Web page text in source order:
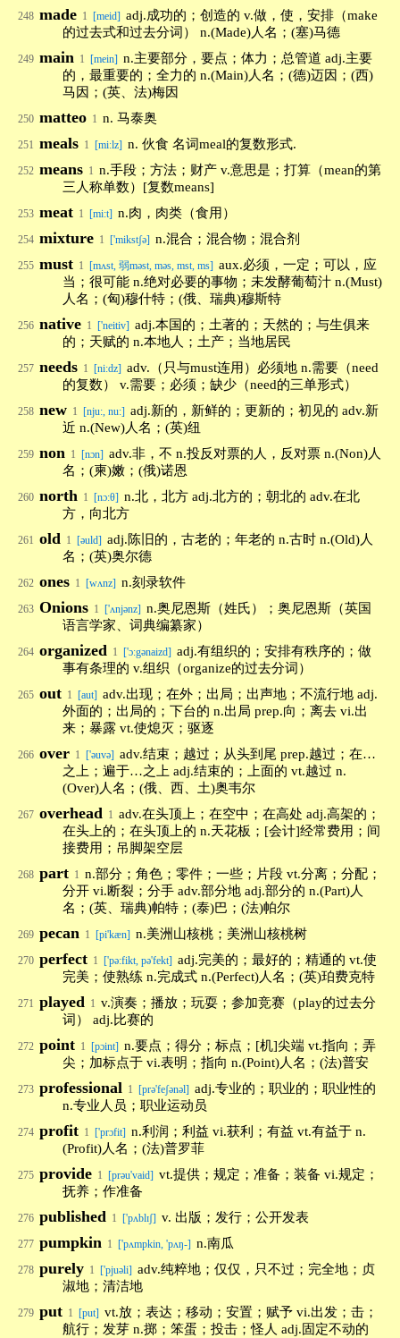
248 made 1 [meid] adj.成功的；创造的 v.做，使，安排（make
的过去式和过去分词） n.(Made)人名；(塞)马德
249 main 1 [mein] n.主要部分，要点；体力；总管道 adj.主要
的，最重要的；全力的 n.(Main)人名；(德)迈因；(西)
马因；(英、法)梅因
250 matteo 1 n. 马泰奥
251 meals 1 [miːlz] n. 伙食 名词meal的复数形式.
252 means 1 n.手段；方法；财产 v.意思是；打算（mean的第
三人称单数）[复数means]
253 meat 1 [mi:t] n.肉，肉类（食用）
254 mixture 1 ['mikstʃə] n.混合；混合物；混合剂
255 must 1 [mʌst, 弱məst, məs, mst, ms] aux.必须，一定；可以，应
当；很可能 n.绝对必要的事物；未发酵葡萄汁 n.(Must)
人名；(匈)穆什特；(俄、瑞典)穆斯特
256 native 1 ['neitiv] adj.本国的；土著的；天然的；与生俱来
的；天赋的 n.本地人；土产；当地居民
257 needs 1 [ni:dz] adv.（只与must连用）必须地 n.需要（need
的复数） v.需要；必须；缺少（need的三单形式）
258 new 1 [nju:, nu:] adj.新的，新鲜的；更新的；初见的 adv.新
近 n.(New)人名；(英)纽
259 non 1 [nɔn] adv.非，不 n.投反对票的人，反对票 n.(Non)人
名；(柬)嫩；(俄)诺恩
260 north 1 [nɔ:θ] n.北，北方 adj.北方的；朝北的 adv.在北
方，向北方
261 old 1 [əuld] adj.陈旧的，古老的；年老的 n.古时 n.(Old)人
名；(英)奥尔德
262 ones 1 [wʌnz] n.刻录软件
263 Onions 1 ['ʌnjənz] n.奥尼恩斯（姓氏）；奥尼恩斯（英国
语言学家、词典编纂家）
264 organized 1 ['ɔ:gənaizd] adj.有组织的；安排有秩序的；做
事有条理的 v.组织（organize的过去分词）
265 out 1 [aut] adv.出现；在外；出局；出声地；不流行地 adj.
外面的；出局的；下台的 n.出局 prep.向；离去 vi.出
来；暴露 vt.使熄灭；驱逐
266 over 1 ['əuvə] adv.结束；越过；从头到尾 prep.越过；在…
之上；遍于…之上 adj.结束的；上面的 vt.越过 n.
(Over)人名；(俄、西、土)奥韦尔
267 overhead 1 adv.在头顶上；在空中；在高处 adj.高架的；
在头上的；在头顶上的 n.天花板；[会计]经常费用；间
接费用；吊脚架空层
268 part 1 n.部分；角色；零件；一些；片段 vt.分离；分配；
分开 vi.断裂；分手 adv.部分地 adj.部分的 n.(Part)人
名；(英、瑞典)帕特；(泰)巴；(法)帕尔
269 pecan 1 [pi'kæn] n.美洲山核桃；美洲山核桃树
270 perfect 1 ['pə:fikt, pə'fekt] adj.完美的；最好的；精通的 vt.使
完美；使熟练 n.完成式 n.(Perfect)人名；(英)珀费克特
271 played 1 v.演奏；播放；玩耍；参加竞赛（play的过去分
词） adj.比赛的
272 point 1 [pɔint] n.要点；得分；标点；[机]尖端 vt.指向；弄
尖；加标点于 vi.表明；指向 n.(Point)人名；(法)普安
273 professional 1 [prə'feʃənəl] adj.专业的；职业的；职业性的
n.专业人员；职业运动员
274 profit 1 ['prɔfit] n.利润；利益 vi.获利；有益 vt.有益于 n.
(Profit)人名；(法)普罗菲
275 provide 1 [prəu'vaid] vt.提供；规定；准备；装备 vi.规定；
抚养；作准备
276 published 1 ['pʌblɪʃ] v. 出版；发行；公开发表
277 pumpkin 1 ['pʌmpkin, 'pʌŋ-] n.南瓜
278 purely 1 ['pjuəli] adv.纯粹地；仅仅，只不过；完全地；贞
淑地；清洁地
279 put 1 [put] vt.放；表达；移动；安置；赋予 vi.出发；击；
航行；发芽 n.掷；笨蛋；投击；怪人 adj.固定不动的